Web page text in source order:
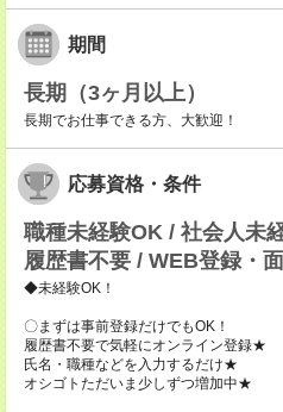
期間
長期（3ヶ月以上）
長期でお仕事できる方、大歓迎！
応募資格・条件
職種未経験OK / 社会人未
履歴書不要 / WEB登録・
◆未経験OK！
〇まずは事前登録だけでもOK！
履歴書不要で気軽にオンライン登録★
氏名・職種などを入力するだけ★
オシゴトただいま少しずつ増加中★